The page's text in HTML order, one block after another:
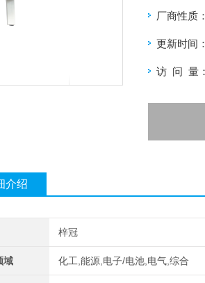
厂商性质：
更新时间：
访 问 量：
介绍
梓冠
域 化工,能源,电子/电池,电气,综合